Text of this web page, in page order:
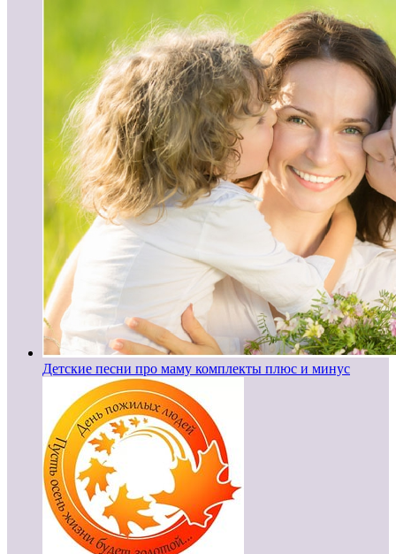
Детские песни про маму комплекты плюс и минус